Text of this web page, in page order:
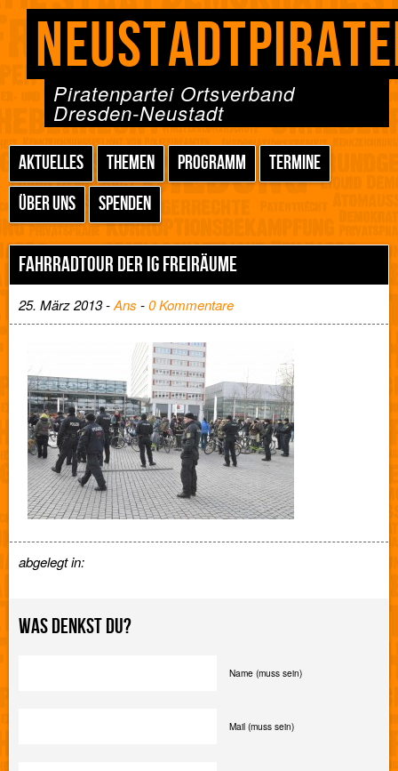
Piratenpartei Ortsverband
Dresden-Neustadt
AKTUELLES THEMEN PROGRAMM
TERMINE
ÜBER UNS
SPENDEN
FAHRRADTOUR DER IG FREIRÄUME
25. März 2013 -Ans -0 Kommentare
abgelegt in:
WAS DENKST DU?
Name (muss sein)
Mail (muss sein)